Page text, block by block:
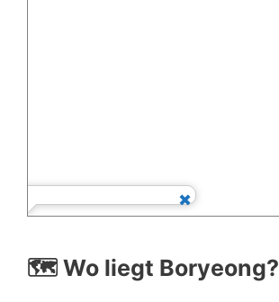
🗺️ Wo liegt Boryeong?